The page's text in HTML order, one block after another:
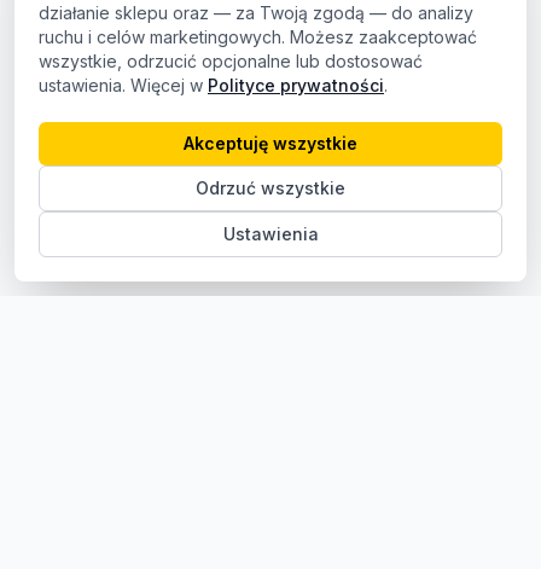
działanie sklepu oraz — za Twoją zgodą — do analizy
ruchu i celów marketingowych. Możesz zaakceptować
wszystkie, odrzucić opcjonalne lub dostosować
ustawienia. Więcej w Polityce prywatności.
Ustawienia
Odrzuć wszystkie
Akceptuję wszystkie